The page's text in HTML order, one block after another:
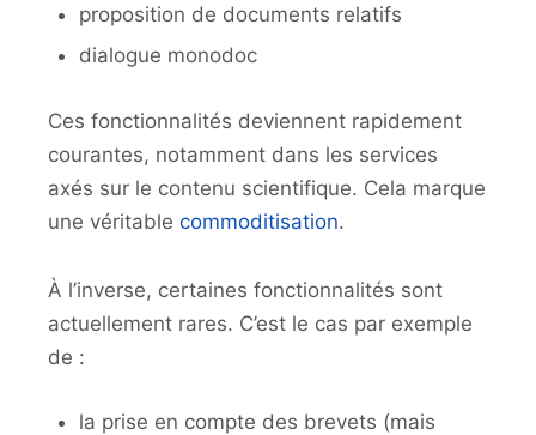
proposition de documents relatifs
dialogue monodoc
Ces fonctionnalités deviennent rapidement
courantes, notamment dans les services
axés sur le contenu scientifique. Cela marque
une véritable commoditisation.
À l’inverse, certaines fonctionnalités sont
actuellement rares. C’est le cas par exemple
de :
la prise en compte des brevets (mais